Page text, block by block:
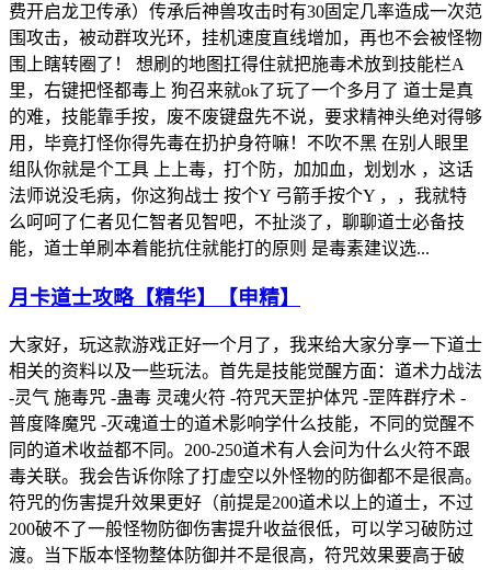
费开启龙卫传承）传承后神兽攻击时有30固定几率造成一次范
围攻击，被动群攻光环，挂机速度直线增加，再也不会被怪物
围上瞎转圈了！ 想刷的地图扛得住就把施毒术放到技能栏A
里，右键把怪都毒上 狗召来就ok了玩了一个多月了 道士是真
的难，技能靠手按，废不废键盘先不说，要求精神头绝对得够
用，毕竟打怪你得先毒在扔护身符嘛！不吹不黑 在别人眼里
组队你就是个工具 上上毒，打个防，加加血，划划水 ，这话
法师说没毛病，你这狗战士 按个Y 弓箭手按个Y ，，我就特
么呵呵了仁者见仁智者见智吧，不扯淡了，聊聊道士必备技
能，道士单刷本着能抗住就能打的原则 是毒素建议选...
月卡道士攻略【精华】【申精】
大家好，玩这款游戏正好一个月了，我来给大家分享一下道士
相关的资料以及一些玩法。首先是技能觉醒方面：道术力战法
-灵气 施毒咒 -蛊毒 灵魂火符 -符咒天罡护体咒 -罡阵群疗术 -
普度降魔咒 -灭魂道士的道术影响学什么技能，不同的觉醒不
同的道术收益都不同。200-250道术有人会问为什么火符不跟
毒关联。我会告诉你除了打虚空以外怪物的防御都不是很高。
符咒的伤害提升效果更好（前提是200道术以上的道士，不过
200破不了一般怪物防御伤害提升收益很低，可以学习破防过
渡。当下版本怪物整体防御并不是很高，符咒效果要高于破